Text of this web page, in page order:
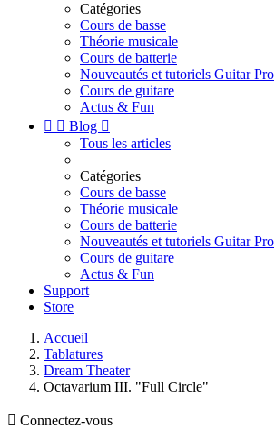
Catégories
Cours de basse
Théorie musicale
Cours de batterie
Nouveautés et tutoriels Guitar Pro
Cours de guitare
Actus & Fun
  Blog 
Tous les articles
Catégories
Cours de basse
Théorie musicale
Cours de batterie
Nouveautés et tutoriels Guitar Pro
Cours de guitare
Actus & Fun
Support
Store
Accueil
Tablatures
Dream Theater
Octavarium III. "Full Circle"
 Connectez-vous